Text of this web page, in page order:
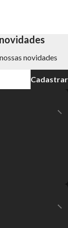
novidades
Cadastrar